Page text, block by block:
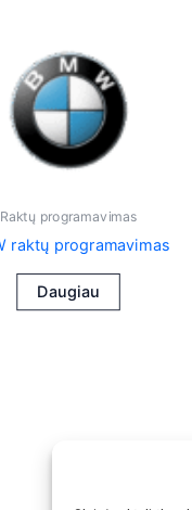
Raktų programavimas
raktų programavimas
Daugiau